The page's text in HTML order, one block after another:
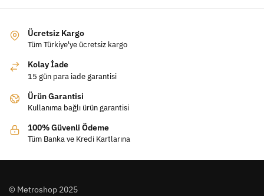
Ücretsiz Kargo
Tüm Türkiye'ye ücretsiz kargo
Kolay İade
15 gün para iade garantisi
Ürün Garantisi
Kullanıma bağlı ürün garantisi
100% Güvenli Ödeme
Tüm Banka ve Kredi Kartlarına
© Metroshop 2025